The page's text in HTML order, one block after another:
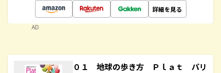
詳細を見る
AD
０１ 地球の歩き方 Ｐｌａｔ パリ